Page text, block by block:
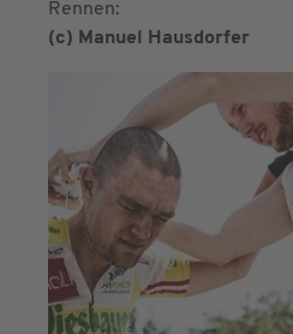
Rennen:
(c) Manuel Hausdorfer